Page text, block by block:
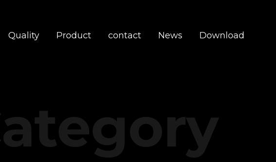
Quality Product contact News Download